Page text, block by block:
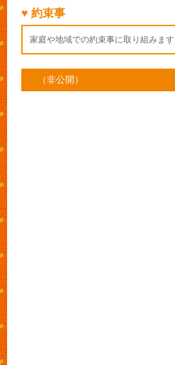
♥ 約束事
家庭や地域での約束事に取り組みます
（非公開）